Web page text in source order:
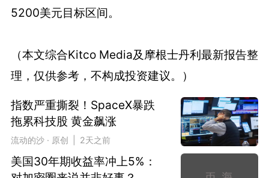
5200美元目标区间。
（本文综合Kitco Media及摩根士丹利最新报告整
理，仅供参考，不构成投资建议。）
指数严重撕裂！SpaceX暴跌
拖累科技股 黄金飙涨
流动的沙 · 原创 | 2天之前
美国30年期收益率冲上5%：